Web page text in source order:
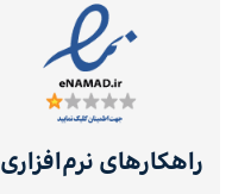
راهکارهای نرم‌افزاری